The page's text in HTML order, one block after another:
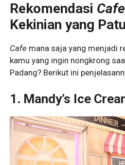
Rekomendasi Cafe
Kekinian yang
Cafe mana saja yang menjadi
kamu yang ingin nongkrong
Padang? Berikut ini
1. Mandy’s Ice